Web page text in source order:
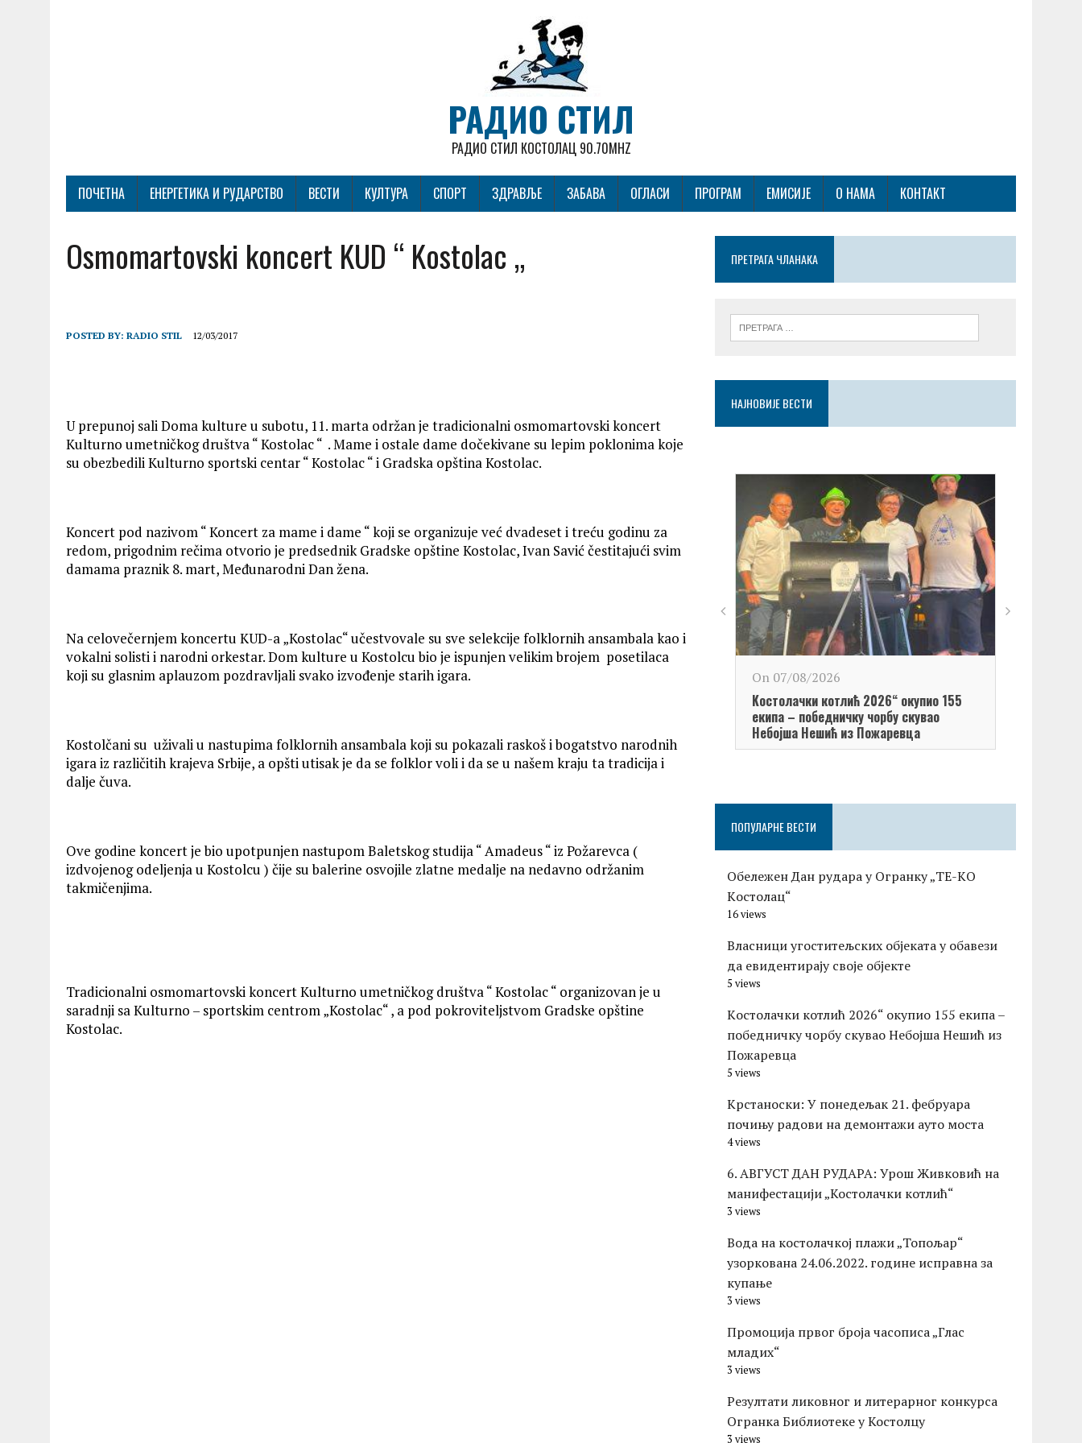
РАДИО СТИЛ
РАДИО СТИЛ КОСТОЛАЦ 90.70MHZ
ПОЧЕТНА ЕНЕРГЕТИКА И РУДАРСТВО ВЕСТИ КУЛТУРА СПОРТ ЗДРАВЉЕ ЗАБАВА ОГЛАСИ ПРОГРАМ ЕМИСИЈЕ О НАМА КОНТАКТ
Osmomartovski koncert KUD “ Kostolac „
POSTED BY: RADIO STIL 12/03/2017
U prepunoj sali Doma kulture u subotu, 11. marta održan je tradicionalni osmomartovski koncert
Kulturno umetničkog društva “ Kostolac “ . Mame i ostale dame dočekivane su lepim poklonima koje
su obezbedili Kulturno sportski centar “ Kostolac “ i Gradska opština Kostolac.
Koncert pod nazivom “ Koncert za mame i dame “ koji se organizuje već dvadeset i treću godinu za
redom, prigodnim rečima otvorio je predsednik Gradske opštine Kostolac, Ivan Savić čestitajući svim
damama praznik 8. mart, Međunarodni Dan žena.
Na celovečernjem koncertu KUD-a „Kostolac“ učestvovale su sve selekcije folklornih ansambala kao i
vokalni solisti i narodni orkestar. Dom kulture u Kostolcu bio je ispunjen velikim brojem posetilaca
koji su glasnim aplauzom pozdravljali svako izvođenje starih igara.
Kostolčani su uživali u nastupima folklornih ansambala koji su pokazali raskoš i bogatstvo narodnih
igara iz različitih krajeva Srbije, a opšti utisak je da se folklor voli i da se u našem kraju ta tradicija i
dalje čuva.
Ove godine koncert je bio upotpunjen nastupom Baletskog studija “ Amadeus “ iz Požarevca (
izdvojenog odeljenja u Kostolcu ) čije su balerine osvojile zlatne medalje na nedavno održanim
takmičenjima.
Tradicionalni osmomartovski koncert Kulturno umetničkog društva “ Kostolac “ organizovan je u
saradnji sa Kulturno – sportskim centrom „Kostolac“ , a pod pokroviteljstvom Gradske opštine
Kostolac.
ПРЕТРАГА ЧЛАНАКА
НАЈНОВИЈЕ ВЕСТИ
On 07/08/2026
Kостолачки котлић 2026“ окупио 155
екипа – победничку чорбу скувао
Небојша Нешић из Пожаревца
ПОПУЛАРНЕ ВЕСТИ
Обележен Дан рудара у Огранку „ТЕ-KО
Kостолац“
16 views
Власници угоститељских објеката у обавези
да евидентирају своје објекте
5 views
Kостолачки котлић 2026“ окупио 155 екипа –
победничку чорбу скувао Небојша Нешић из
Пожаревца
5 views
Kрстаноски: У понедељак 21. фебруара
почињу радови на демонтажи ауто моста
4 views
6. АВГУСТ ДАН РУДАРА: Урош Живковић на
манифестацији „Костолачки котлић“
3 views
Вода на костолачкој плажи „Топољар“
узоркована 24.06.2022. године исправна за
купање
3 views
Промоција првог броја часописа „Глас
младих“
3 views
Резултати ликовног и литерарног конкурса
Огранка Библиотеке у Костолцу
3 views